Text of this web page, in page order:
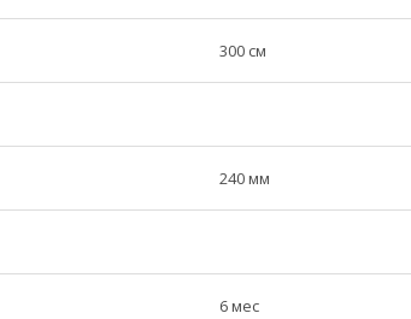
300 см
240 мм
6 мес